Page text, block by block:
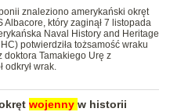
znaleziono amerykański okręt
Albacore, który zaginął 7 listopada
Naval History and Heritage
potwierdziła tożsamość wraku
Tamakiego Urę z
odkrył wrak.
wojenny w historii